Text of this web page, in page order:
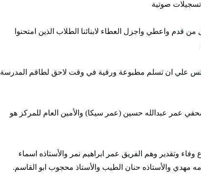
تسجيلات صوتية
قدم واعطي واجزل العطاء لابنائنا الطلاب الذين امتحنوا
علي ان تسلم مطبوعة ورقية في وقت لاحق لطاقم المدرسة
عمر عبدالله حسين (عمر سيكا) والأمين العام للمركز هو
وتقدير وهم الفريق عمر ابراهيم نمر والأستاذه اسماء
مهدي والأستاذه حنان الطيب والأستاذ محجوب ابو القاسم.